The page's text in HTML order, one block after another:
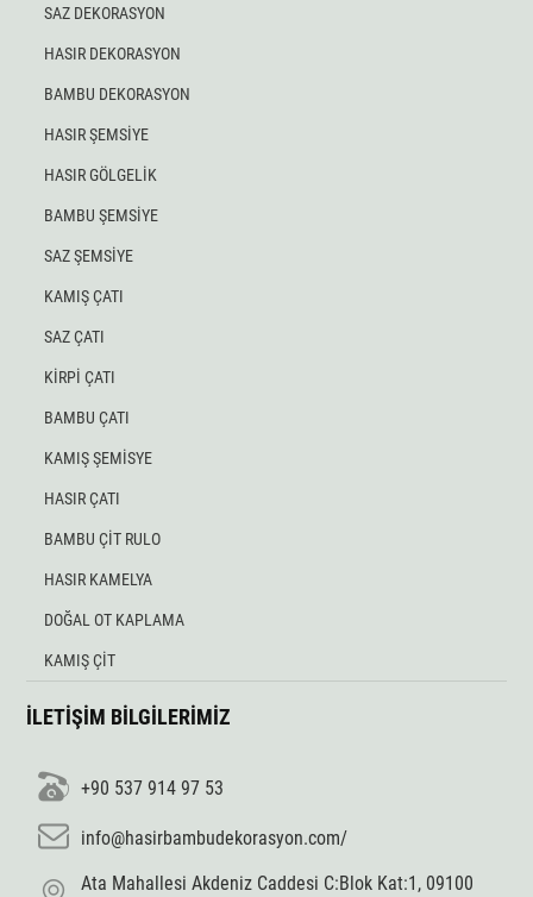
SAZ DEKORASYON
HASIR DEKORASYON
BAMBU DEKORASYON
HASIR ŞEMSİYE
HASIR GÖLGELİK
BAMBU ŞEMSİYE
SAZ ŞEMSİYE
KAMIŞ ÇATI
SAZ ÇATI
KİRPİ ÇATI
BAMBU ÇATI
KAMIŞ ŞEMİSYE
HASIR ÇATI
BAMBU ÇİT RULO
HASIR KAMELYA
DOĞAL OT KAPLAMA
KAMIŞ ÇİT
İLETİŞİM BİLGİLERİMİZ
+90 537 914 97 53
info@hasirbambudekorasyon.com/
Ata Mahallesi Akdeniz Caddesi C:Blok Kat:1, 09100